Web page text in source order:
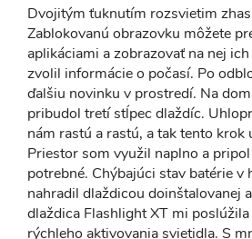
Dvojitým ťuknutím rozsvietim
Zablokovanú obrazovku môžete
aplikáciami a zobrazovať na nej
zvolil informácie o počasí. Po
ďalšiu novinku v prostredí. Na
pribudol tretí stĺpec dlaždíc.
nám rastú a rastú, a tak tento krok
Priestor som využil naplno a
potrebné. Chýbajúci stav batérie v
nahradil dlaždicou doinštalovanej
dlaždica Flashlight XT mi
rýchleho aktivovania svietidla. S